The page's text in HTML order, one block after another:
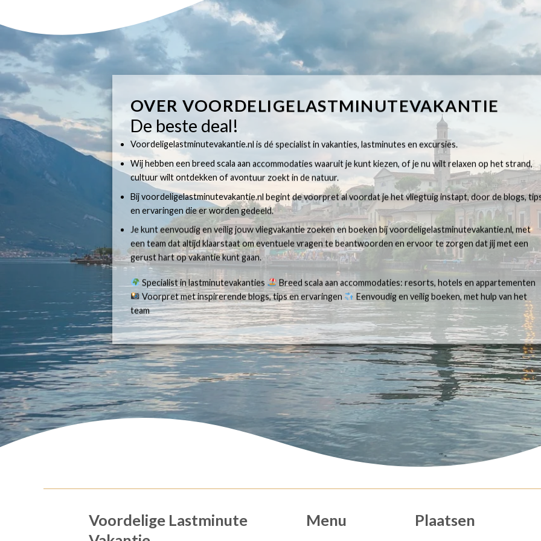
OVER VOORDELIGELASTMINUTEVAKANTIE
De beste deal!
Voordeligelastminutevakantie.nl is dé specialist in vakanties, lastminutes en excursies.
Wij hebben een breed scala aan accommodaties waaruit je kunt kiezen, of je nu wilt relaxen op het strand,
cultuur wilt ontdekken of avontuur zoekt in de natuur.
Bij voordeligelastminutevakantie.nl begint de voorpret al voordat je het vliegtuig instapt, door de blogs,
en ervaringen die er worden gedeeld.
Je kunt eenvoudig en veilig jouw vliegvakantie zoeken en boeken bij voordeligelastminutevakantie.nl, met
een team dat altijd klaarstaat om eventuele vragen te beantwoorden en ervoor te zorgen dat jij met een
gerust hart op vakantie kunt gaan.
Specialist in lastminutevakanties
Breed scala aan accommodaties: resorts, hotels en appartementen
Voorpret met inspirerende blogs, tips en ervaringen
Eenvoudig en veilig boeken, met hulp van het
team
Voordelige Lastminute
Menu Plaatsen